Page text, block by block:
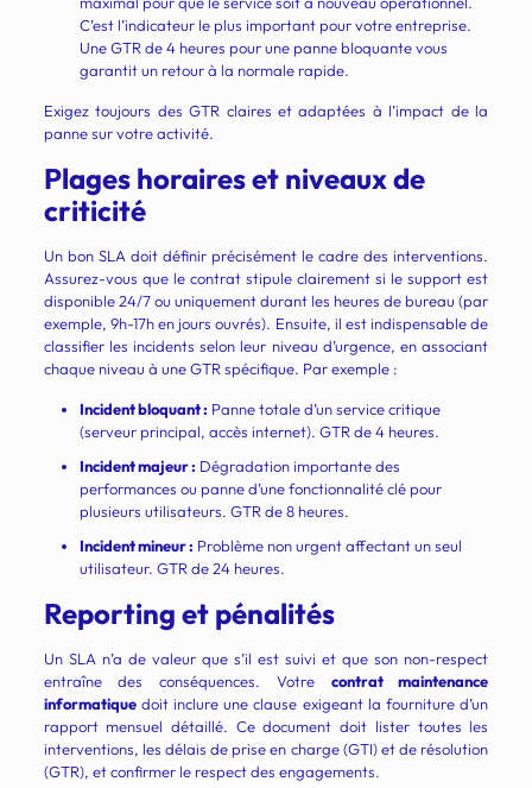
C’est l’indicateur le plus important pour votre entreprise.
Une GTR de 4 heures pour une panne bloquante vous
garantit un retour à la normale rapide.
Exigez toujours des GTR claires et adaptées à l’impact de la
panne sur votre activité.
Plages horaires et niveaux de
criticité
Un bon SLA doit définir précisément le cadre des interventions.
Assurez-vous que le contrat stipule clairement si le support est
disponible 24/7 ou uniquement durant les heures de bureau (par
exemple, 9h-17h en jours ouvrés). Ensuite, il est indispensable de
classifier les incidents selon leur niveau d’urgence, en associant
chaque niveau à une GTR spécifique. Par exemple :
Incident bloquant : Panne totale d’un service critique
(serveur principal, accès internet). GTR de 4 heures.
Incident majeur : Dégradation importante des
performances ou panne d’une fonctionnalité clé pour
plusieurs utilisateurs. GTR de 8 heures.
Incident mineur : Problème non urgent affectant un seul
utilisateur. GTR de 24 heures.
Reporting et pénalités
Un SLA n’a de valeur que s’il est suivi et que son non-respect
entraîne des conséquences. Votre contrat maintenance
informatiquedoit inclure une clause exigeant la fourniture d’un
rapport mensuel détaillé. Ce document doit lister toutes les
interventions, les délais de prise en charge (GTI) et de résolution
(GTR), et confirmer le respect des engagements.